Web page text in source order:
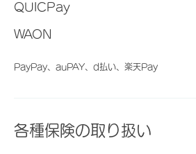
QUICPay
WAON
PayPay、auPAY、d払い、楽天Pay
各種保険の取り扱い